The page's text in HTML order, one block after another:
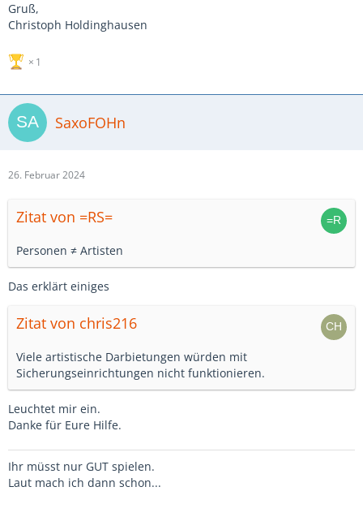
Gruß,
Christoph Holdinghausen
1
SaxoFOHn
26. Februar 2024
Zitat von =RS=
Personen ≠ Artisten
Das erklärt einiges
Zitat von chris216
Viele artistische Darbietungen würden mit
Sicherungseinrichtungen nicht funktionieren.
Leuchtet mir ein.
Danke für Eure Hilfe.
Ihr müsst nur GUT spielen.
Laut mach ich dann schon...